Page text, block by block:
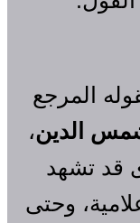
المرجع
الدين،
قد تشهد
وحتى